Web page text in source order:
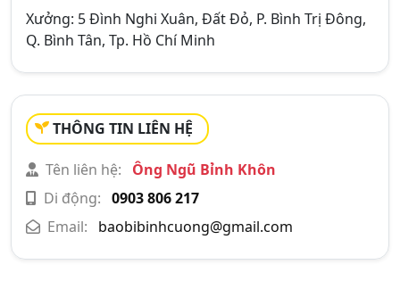
Xưởng: 5 Đình Nghi Xuân, Đất Đỏ, P. Bình Trị Đông,
Q. Bình Tân, Tp. Hồ Chí Minh
THÔNG TIN LIÊN HỆ
Tên liên hệ:
Ông Ngũ Bỉnh Khôn
Di động: 0903 806 217
Email:
baobibinhcuong@gmail.com